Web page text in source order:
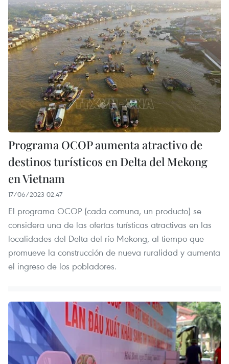
Programa OCOP aumenta atractivo de
destinos turísticos en Delta del Mekong
en Vietnam
17/06/2023 02:47
El programa OCOP (cada comuna, un producto) se
considera una de las ofertas turísticas atractivas en las
localidades del Delta del río Mekong, al tiempo que
promueve la construcción de nueva ruralidad y aumenta
el ingreso de los pobladores.